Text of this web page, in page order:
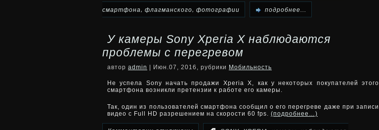
F8331
записи
фотографии
Xperia
смартфона, флагманского, фотографии подробнее...
У камеры Sony Xperia X наблюдаются
проблемы с перегревом
автор admin | Июн.07, 2016, рубрики Мобильность
Не успела Sony начать продажи Xperia X, как у некоторых покупателей этого
смартфона возникли претензии к работе его камеры.
Так, один из пользователей смартфона сообщил о его перегреве даже при записи
видео с Full HD разрешением на скорости 60 fps. (подробнее…)